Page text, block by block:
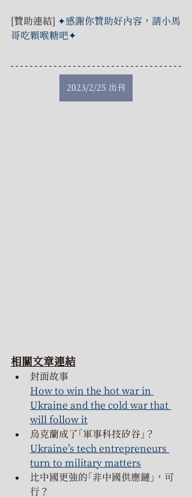
[贊助連結] ✦感謝你贊助好內容，請小馬
哥吃顆喉糖吧✦
2023/2/25 出刊
相關文章連結
封面故事
How to win the hot war in
Ukraine and the cold war that
will follow it
烏克蘭成了「軍事科技矽谷」？
Ukraine’s tech entrepreneurs
turn to military matters
比中國更強的「非中國供應鏈」，可
行？